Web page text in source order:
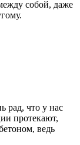
собой, даже
рад, что у нас
протекают,
ведь